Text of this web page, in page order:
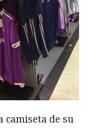
camiseta de su